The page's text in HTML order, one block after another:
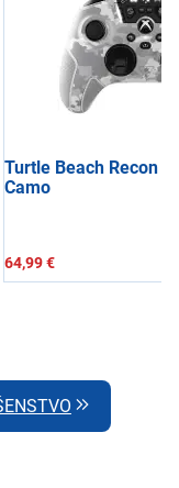
Turtle Beach Recon
Camo
64,99 €